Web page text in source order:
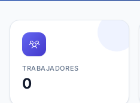
TRABAJADORES
0